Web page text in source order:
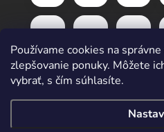
Používame cookies na
zlepšovanie ponuky. Môžete
vybrať, s čím súhlasíte.
. Všetky